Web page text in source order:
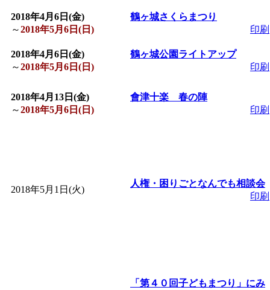
間：2026/07/13～2026/
「子育て交流広場「
間：2026/08/10～2026/
「赤ちゃん子育て講
赤ちゃん子育て講
付期間：2026/08/10～
レクリエーション
2018年4月6日(金)
～2018年5月6日(日)
鶴ヶ城さくらまつり
印刷
2018年4月6日(金)
～2018年5月6日(日)
鶴ヶ城公園ライトアップ
印刷
2018年4月13日(金)
～2018年5月6日(日)
會津十楽 春の陣
印刷
2018年5月1日(火)
人権・困りごとなんでも相談会
印刷
「第４０回子どもまつり」にみ